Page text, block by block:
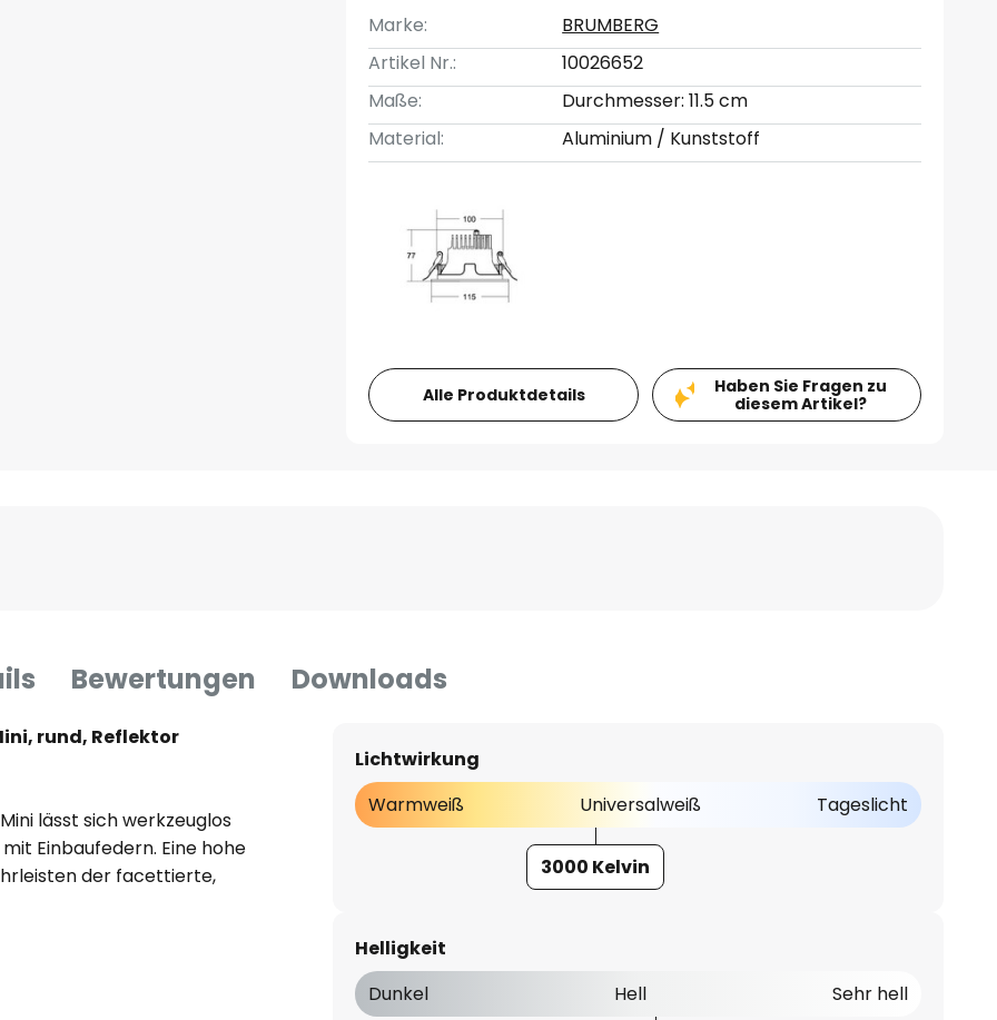
Marke:
BRUMBERG
Artikel Nr.:
10026652
Maße:
Durchmesser: 11.5 cm
Material:
Aluminium / Kunststoff
Alle Produktdetails
Haben Sie Fragen zu
diesem Artikel?
Bewertungen Downloads
rund, Reflektor
lässt sich werkzeuglos
Einbaufedern. Eine hohe
der facettierte,
tief-breit-
Einbaustrahler eignet sich
zur Setzung präziser
Lichtwirkung
Warmweiß
Universalweiß Tageslicht
3000 Kelvin
Helligkeit
Dunkel
Hell Sehr hell